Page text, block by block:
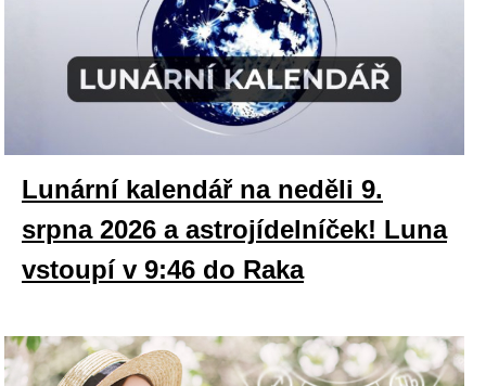
Lunární kalendář na neděli 9.
srpna 2026 a astrojídelníček! Luna
vstoupí v 9:46 do Raka